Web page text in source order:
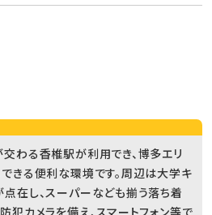
わる香椎駅が利用でき、博多エリ
きる便利な環境です。周辺は大学キ
在し、スーパーなども揃う落ち着
犯カメラを備え、スマートフォン等で